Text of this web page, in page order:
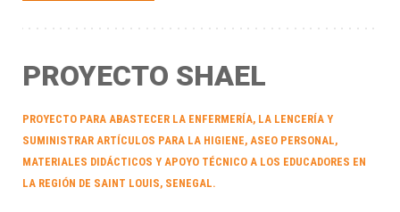
PROYECTO SHAEL
PROYECTO PARA ABASTECER LA ENFERMERÍA, LA LENCERÍA Y
SUMINISTRAR ARTÍCULOS PARA LA HIGIENE, ASEO PERSONAL,
MATERIALES DIDÁCTICOS Y APOYO TÉCNICO A LOS EDUCADORES EN
LA REGIÓN DE SAINT LOUIS, SENEGAL.